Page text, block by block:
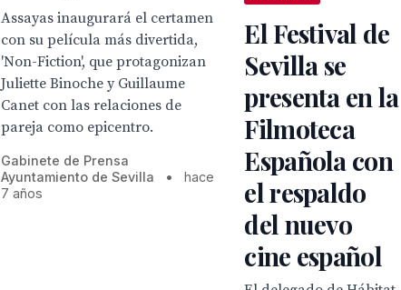
Assayas inaugurará el certamen
con su película más divertida,
'Non-Fiction', que protagonizan
Juliette Binoche y Guillaume
Canet con las relaciones de
pareja como epicentro.
Gabinete de Prensa
Ayuntamiento de Sevilla
•
hace
7 años
El Festival de
Sevilla se
presenta en la
Filmoteca
Española con
el respaldo
del nuevo
cine español